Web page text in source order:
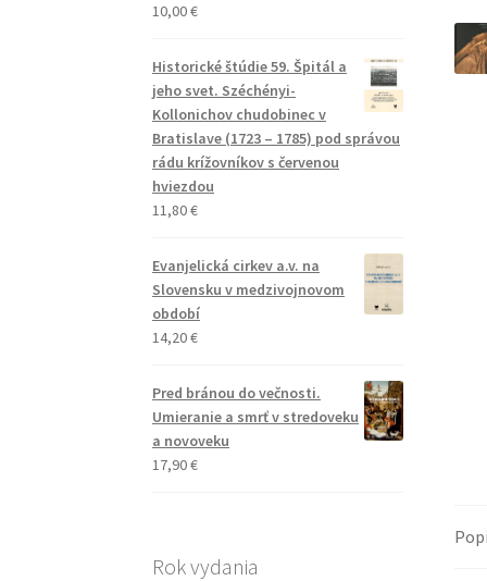
10,00€
Historické štúdie 59. Špitál a
jeho svet. Széchényi-
Kollonichov chudobinec v
Bratislave (1723 – 1785) pod správou
rádu krížovníkov s červenou
hviezdou
11,80€
Evanjelická cirkev a.v. na
Slovensku v medzivojnovom
období
14,20€
Pred bránou do večnosti.
Umieranie a smrť v stredoveku
a novoveku
17,90€
Rok vydania